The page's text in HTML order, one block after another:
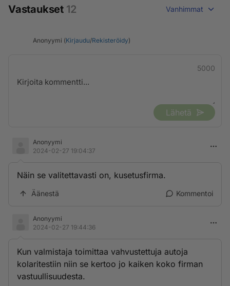
Vastaukset 12 Vanhimmat
Anonyymi (Kirjaudu/Rekisteröidy)
5000
Lähetä
Anonyymi
2024-02-27 19:04:37
Näin se valitettavasti on, kusetusfirma.
Äänestä Kommentoi
Anonyymi
2024-02-27 19:44:36
Kun valmistaja toimittaa vahvustettuja autoja
kolaritestiin niin se kertoo jo kaiken koko firman
vastuullisuudesta.